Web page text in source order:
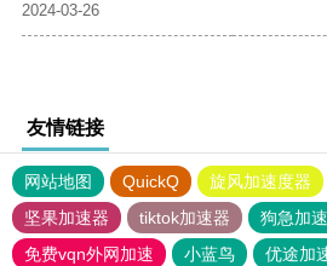
2024-03-26
友情链接
网站地图 QuickQ 旋风加速度器
坚果加速器
tiktok加速器
狗急加
免费vqn外网加速
小蓝鸟 优途加